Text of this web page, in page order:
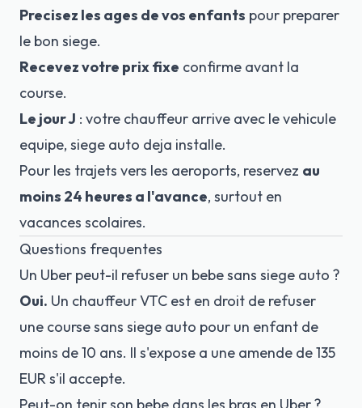
Precisez les ages de vos enfants pour preparer
le bon siege.
Recevez votre prix fixe confirme avant la
course.
Le jour J : votre chauffeur arrive avec le vehicule
equipe, siege auto deja installe.
Pour les trajets vers les aeroports, reservez au
moins 24 heures a l'avance, surtout en
vacances scolaires.
Questions frequentes
Un Uber peut-il refuser un bebe sans siege auto ?
Oui. Un chauffeur VTC est en droit de refuser
une course sans siege auto pour un enfant de
moins de 10 ans. Il s'expose a une amende de 135
EUR s'il accepte.